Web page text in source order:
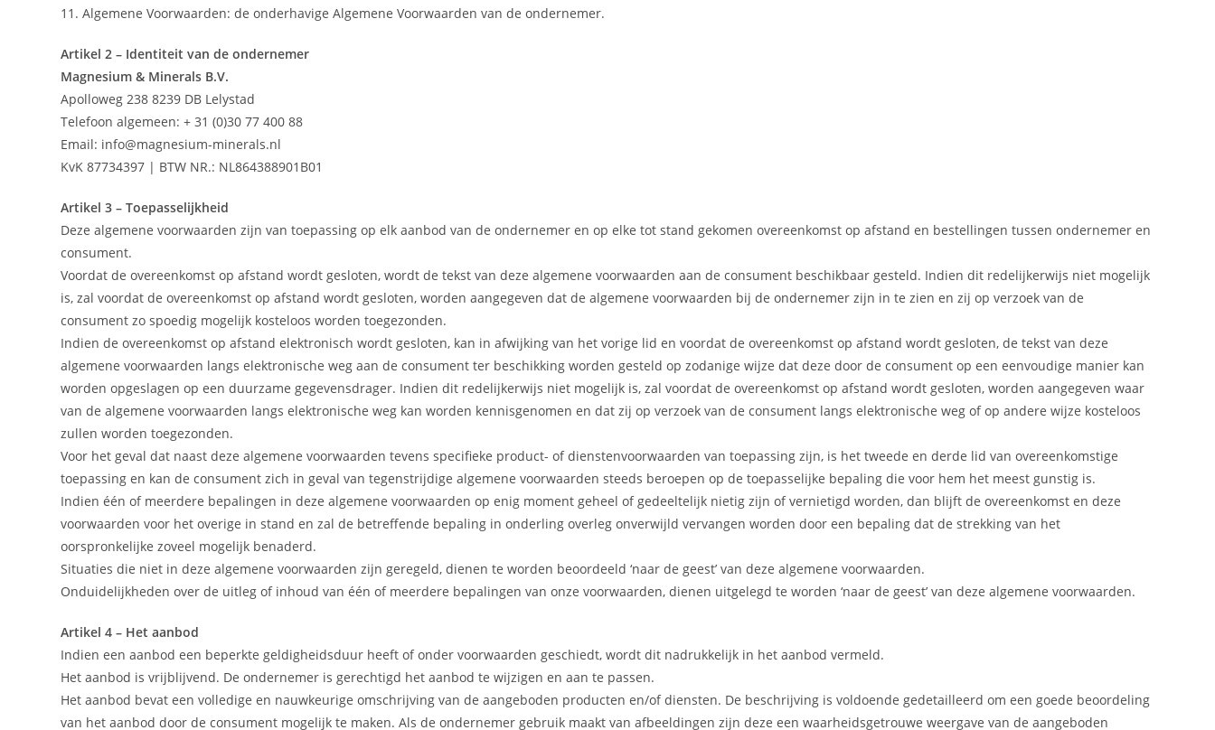
11. Algemene Voorwaarden: de onderhavige Algemene Voorwaarden van de ondernemer.
Artikel 2 – Identiteit van de ondernemer
Magnesium & Minerals B.V.
Apolloweg 238 8239 DB Lelystad
Telefoon algemeen: + 31 (0)30 77 400 88
Email: info@magnesium-minerals.nl
KvK 87734397 | BTW NR.: NL864388901B01
Artikel 3 – Toepasselijkheid
Deze algemene voorwaarden zijn van toepassing op elk aanbod van de ondernemer en op elke tot stand gekomen overeenkomst op afstand en bestellingen tussen ondernemer en
consument.
Voordat de overeenkomst op afstand wordt gesloten, wordt de tekst van deze algemene voorwaarden aan de consument beschikbaar gesteld. Indien dit redelijkerwijs niet mogelijk
is, zal voordat de overeenkomst op afstand wordt gesloten, worden aangegeven dat de algemene voorwaarden bij de ondernemer zijn in te zien en zij op verzoek van de
consument zo spoedig mogelijk kosteloos worden toegezonden.
Indien de overeenkomst op afstand elektronisch wordt gesloten, kan in afwijking van het vorige lid en voordat de overeenkomst op afstand wordt gesloten, de tekst van deze
algemene voorwaarden langs elektronische weg aan de consument ter beschikking worden gesteld op zodanige wijze dat deze door de consument op een eenvoudige manier kan
worden opgeslagen op een duurzame gegevensdrager. Indien dit redelijkerwijs niet mogelijk is, zal voordat de overeenkomst op afstand wordt gesloten, worden aangegeven waar
van de algemene voorwaarden langs elektronische weg kan worden kennisgenomen en dat zij op verzoek van de consument langs elektronische weg of op andere wijze kosteloos
zullen worden toegezonden.
Voor het geval dat naast deze algemene voorwaarden tevens specifieke product- of dienstenvoorwaarden van toepassing zijn, is het tweede en derde lid van overeenkomstige
toepassing en kan de consument zich in geval van tegenstrijdige algemene voorwaarden steeds beroepen op de toepasselijke bepaling die voor hem het meest gunstig is.
Indien één of meerdere bepalingen in deze algemene voorwaarden op enig moment geheel of gedeeltelijk nietig zijn of vernietigd worden, dan blijft de overeenkomst en deze
voorwaarden voor het overige in stand en zal de betreffende bepaling in onderling overleg onverwijld vervangen worden door een bepaling dat de strekking van het
oorspronkelijke zoveel mogelijk benaderd.
Situaties die niet in deze algemene voorwaarden zijn geregeld, dienen te worden beoordeeld ‘naar de geest’ van deze algemene voorwaarden.
Onduidelijkheden over de uitleg of inhoud van één of meerdere bepalingen van onze voorwaarden, dienen uitgelegd te worden ‘naar de geest’ van deze algemene voorwaarden.
Artikel 4 – Het aanbod
Indien een aanbod een beperkte geldigheidsduur heeft of onder voorwaarden geschiedt, wordt dit nadrukkelijk in het aanbod vermeld.
Het aanbod is vrijblijvend. De ondernemer is gerechtigd het aanbod te wijzigen en aan te passen.
Het aanbod bevat een volledige en nauwkeurige omschrijving van de aangeboden producten en/of diensten. De beschrijving is voldoende gedetailleerd om een goede beoordeling
van het aanbod door de consument mogelijk te maken. Als de ondernemer gebruik maakt van afbeeldingen zijn deze een waarheidsgetrouwe weergave van de aangeboden